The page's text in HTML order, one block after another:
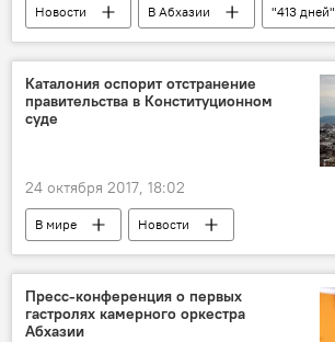
Новости В Абхазии "413 дней"
Каталония оспорит отстранение
правительства в Конституционном
суде
24 октября 2017, 18:02
В мире
Новости
Пресс-конференция о первых
гастролях камерного оркестра
Абхазии